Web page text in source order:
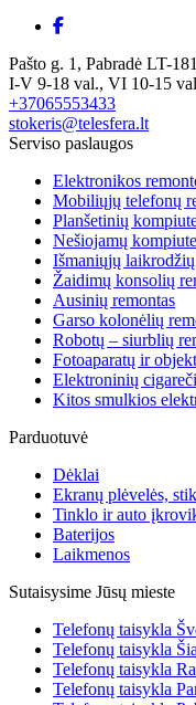
Pašto g. 1, Pabradė LT-
I-V 9-18 val., VI 10-15
+37065553433
stokeris@telesfera.lt
Serviso paslaugos
Elektronikos
Mobiliųjų telefonų
Planšetinių
Nešiojamų
Išmaniųjų
Žaidimų konsolių
Ausinių remontas
Garso kolonėlių
Robotų – siurblių
Fotoaparatų ir
Elektroninių
Kitos smulkios
Parduotuvė
Dėklai
Ekranų plėvelės,
Tinklo ir auto
Baterijos
Laikmenos
Sutaisysime Jūsų mieste
Telefonų taisykla
Telefonų taisykla
Telefonų taisykla
Telefonų taisykla